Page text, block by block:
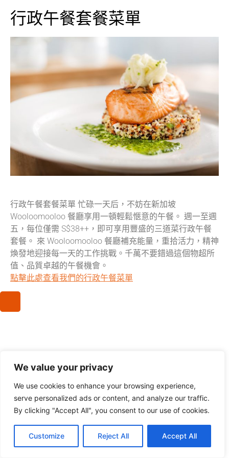
We value your privacy
We use cookies to enhance your browsing experience,
serve personalized ads or content, and analyze our traffic.
By clicking "Accept All", you consent to our use of cookies.
Customize Reject All Accept All
行政午餐套餐菜單
行政午餐套餐菜單 忙碌一天后，不妨在新加坡
Wooloomooloo 餐廳享用一頓輕鬆愜意的午餐。 週一至週
五，每位僅需 S$38++，即可享用豐盛的三道菜行政午餐
套餐。 來 Wooloomooloo 餐廳補充能量，重拾活力，精神
煥發地迎接每一天的工作挑戰。 千萬不要錯過這個物超所
值、品質卓越的午餐機會。
點擊此處查看我們的行政午餐菜單